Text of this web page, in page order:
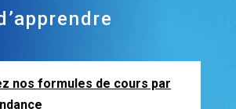
nos formules de cours par